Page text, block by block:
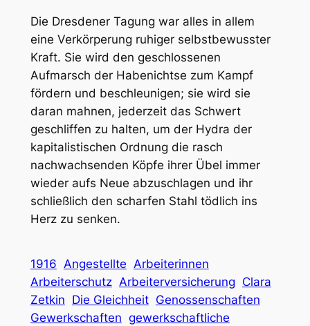
Die Dresdener Tagung war alles in allem
eine Verkörperung ruhiger selbstbewusster
Kraft. Sie wird den geschlossenen
Aufmarsch der Habenichtse zum Kampf
fördern und beschleunigen; sie wird sie
daran mahnen, jederzeit das Schwert
geschliffen zu halten, um der Hydra der
kapitalistischen Ordnung die rasch
nachwachsenden Köpfe ihrer Übel immer
wieder aufs Neue abzuschlagen und ihr
schließlich den scharfen Stahl tödlich ins
Herz zu senken.
1916 Angestellte Arbeiterinnen
Arbeiterschutz Arbeiterversicherung Clara
Zetkin Die Gleichheit Genossenschaften
Gewerkschaften gewerkschaftliche